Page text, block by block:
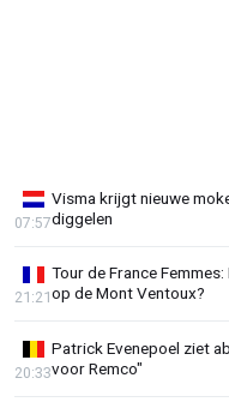
Visma krijgt nieuwe
diggelen
07:57
Tour de France
op de Mont Ventoux?
21:21
Patrick Evenepoel ziet
voor Remco"
20:33